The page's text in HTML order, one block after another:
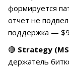
формируется
отчет не
поддержка —
🔴 Strategy
держатель